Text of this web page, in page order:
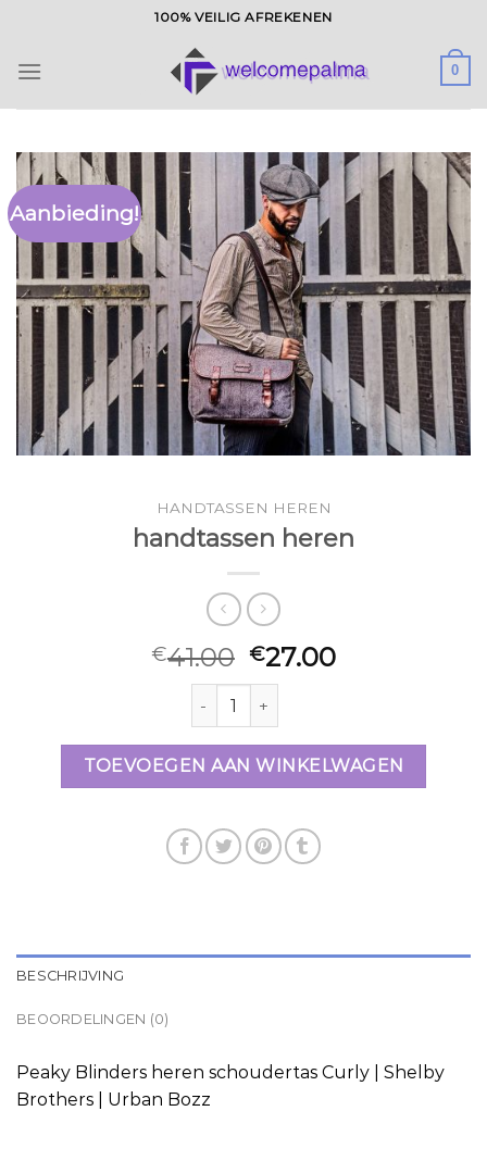
inhoud
100% VEILIG AFREKENEN
0
Aanbieding!
HANDTASSEN HEREN
handtassen heren
€41.00 €27.00
handtassen heren aantal
TOEVOEGEN AAN WINKELWAGEN
BESCHRIJVING
BEOORDELINGEN (0)
Peaky Blinders heren schoudertas Curly | Shelby
Brothers | Urban Bozz